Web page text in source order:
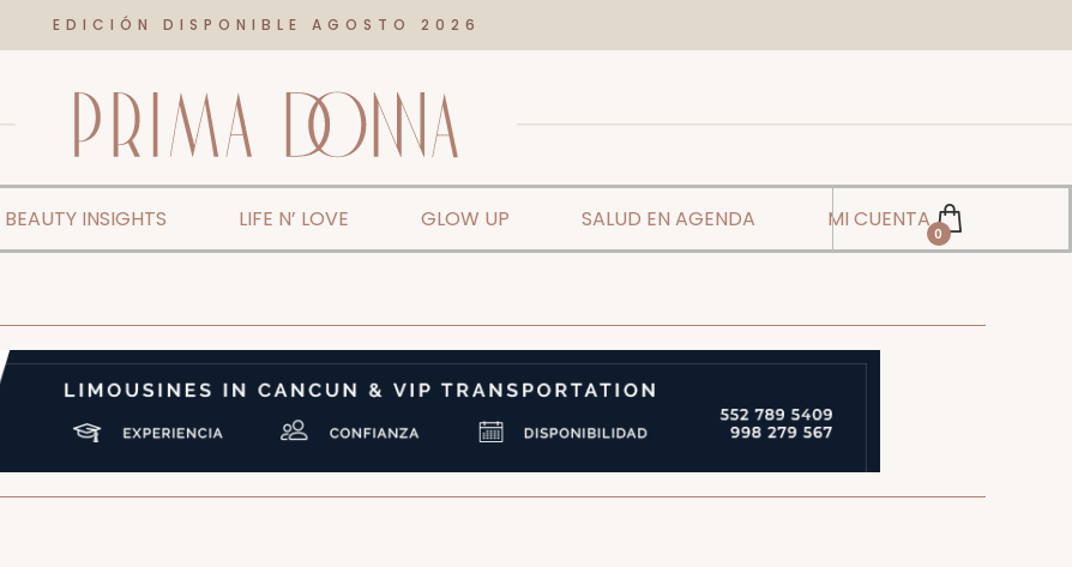
EDICIÓN DISPONIBLE AGOSTO 2026
BEAUTY INSIGHTS LIFE N’ LOVE GLOW UP SALUD EN AGENDA MI CUENTA
0